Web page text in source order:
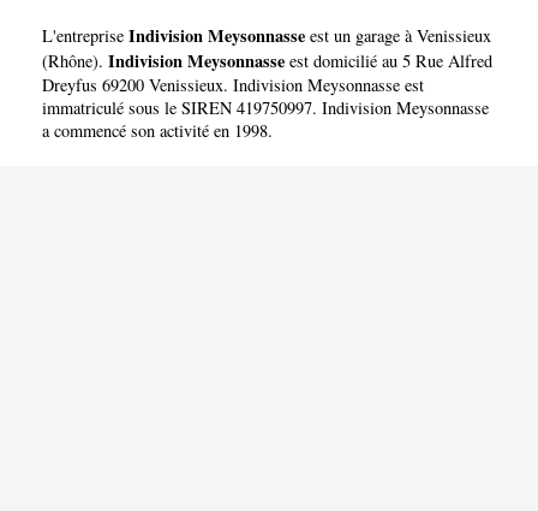
L'entreprise Indivision Meysonnasse est un garage à Venissieux
(Rhône). Indivision Meysonnasse est domicilié au 5 Rue Alfred
Dreyfus 69200 Venissieux. Indivision Meysonnasse est
immatriculé sous le SIREN 419750997. Indivision Meysonnasse
a commencé son activité en 1998.